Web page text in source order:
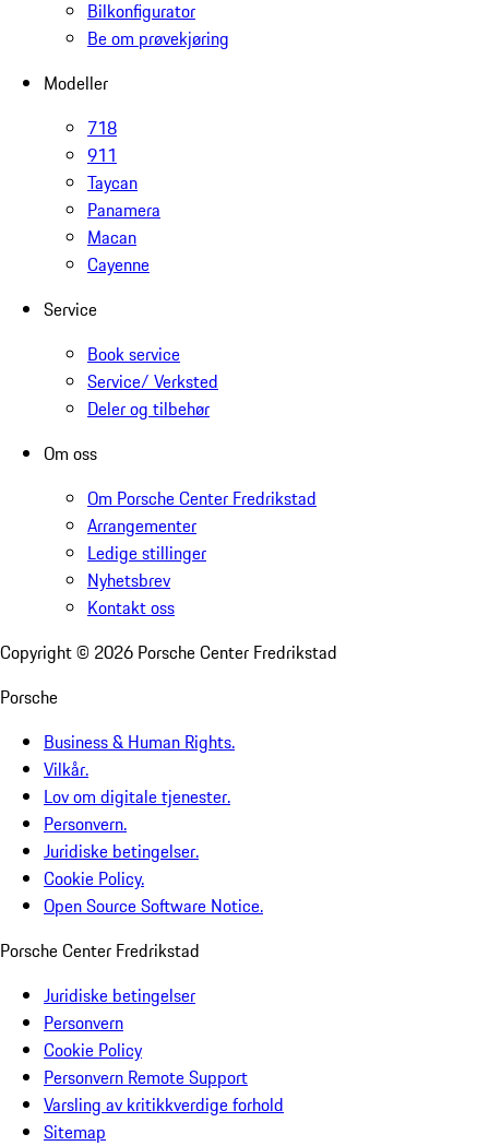
Bilkonfigurator
Be om prøvekjøring
Modeller
718
911
Taycan
Panamera
Macan
Cayenne
Service
Book service
Service/ Verksted
Deler og tilbehør
Om oss
Om Porsche Center Fredrikstad
Arrangementer
Ledige stillinger
Nyhetsbrev
Kontakt oss
Copyright © 2026 Porsche Center Fredrikstad
Porsche
Business & Human Rights.
Vilkår.
Lov om digitale tjenester.
Personvern.
Juridiske betingelser.
Cookie Policy.
Open Source Software Notice.
Porsche Center Fredrikstad
Juridiske betingelser
Personvern
Cookie Policy
Personvern Remote Support
Varsling av kritikkverdige forhold
Sitemap